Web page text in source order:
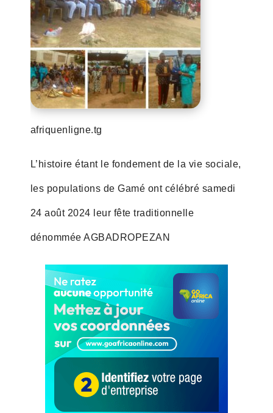
afriquenligne.tg
L’histoire étant le fondement de la vie sociale,
les populations de Gamé ont célébré samedi
24 août 2024 leur fête traditionnelle
dénommée AGBADROPEZAN